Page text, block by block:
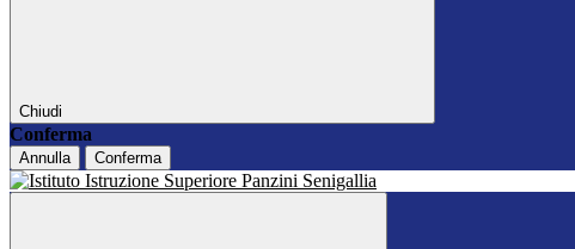
Chiudi
Conferma
Annulla Conferma